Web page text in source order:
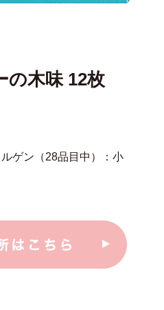
の木味 12枚
ゲン（28品目中）：小